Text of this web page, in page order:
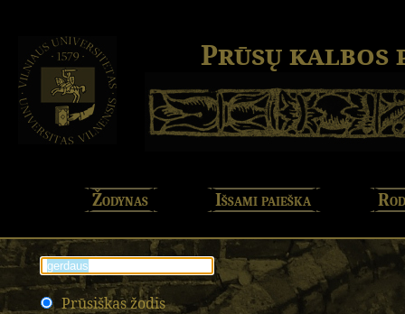
Prūsų kalbos
Žodynas Išsami paieška
Prūsiškas žodis